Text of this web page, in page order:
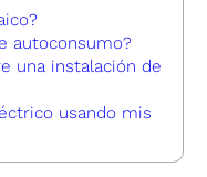
autoconsumo?
una instalación de
usando mis